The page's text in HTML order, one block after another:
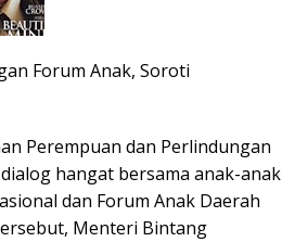
Forum Anak, Soroti
Perempuan dan Perlindungan
hangat bersama anak-anak
dan Forum Anak Daerah
Menteri Bintang